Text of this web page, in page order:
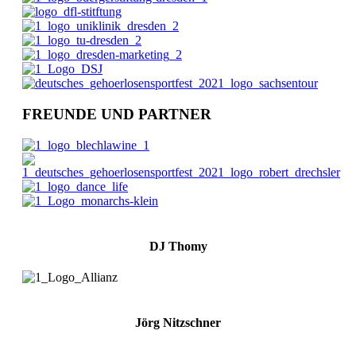
FREUNDE UND PARTNER
DJ Thomy
Jörg Nitzschner